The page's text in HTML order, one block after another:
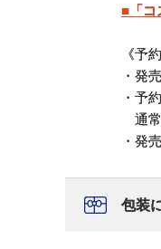
■「コ
《予
・発
・予
通常
・発
包装